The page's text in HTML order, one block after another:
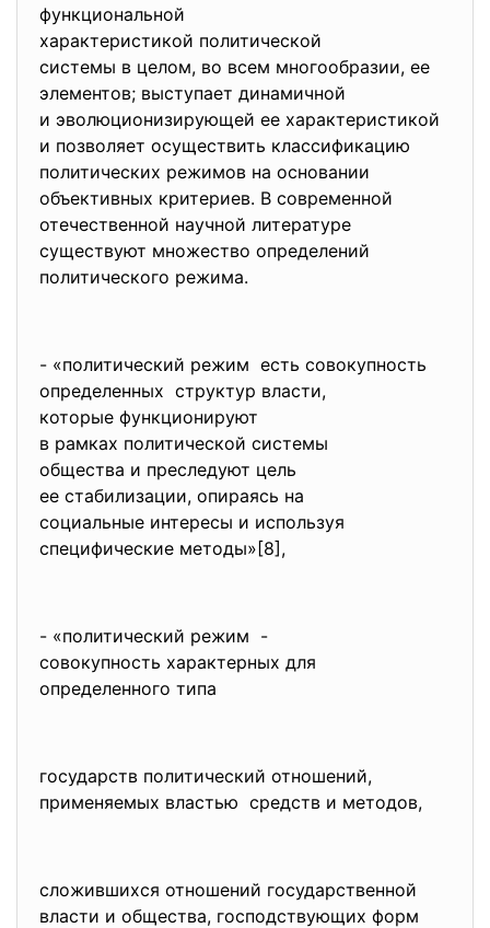
функциональной
характеристикой политической
системы в целом, во всем многообразии, ее
элементов; выступает динамичной
и эволюционизирующей ее характеристикой
и позволяет осуществить классификацию
политических режимов на основании
объективных критериев. В современной
отечественной научной литературе
существуют множество определений
политического режима.
- «политический режим есть совокупность
определенных структур власти,
которые функционируют
в рамках политической системы
общества и преследуют цель
ее стабилизации, опираясь на
социальные интересы и используя
специфические методы»[8],
- «политический режим -
совокупность характерных для
определенного типа
государств политический отношений,
применяемых властью средств и методов,
сложившихся отношений государственной
власти и общества, господствующих форм